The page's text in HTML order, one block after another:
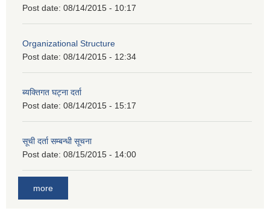
Post date: 08/14/2015 - 10:17
Organizational Structure
Post date: 08/14/2015 - 12:34
ब्यक्तिगत घट्ना दर्ता
Post date: 08/14/2015 - 15:17
सूची दर्ता सम्बन्धी सूचना
Post date: 08/15/2015 - 14:00
more